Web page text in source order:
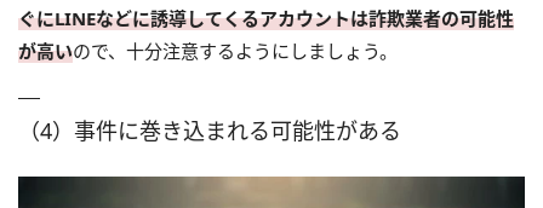
ぐにLINEなどに誘導してくるアカウントは詐欺業者の可能性
が高いので、十分注意するようにしましょう。
（4）事件に巻き込まれる可能性がある